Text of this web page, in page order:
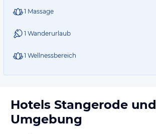
1 Massage
1 Wanderurlaub
1 Wellnessbereich
Hotels Stangerode und
Umgebung